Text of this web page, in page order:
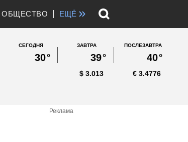
ОБЩЕСТВО ЕЩЁ »
СЕГОДНЯ
30°
ЗАВТРА
39°
ПОСЛЕЗАВТРА
40°
3.013
$ 3.4776
€
Реклама